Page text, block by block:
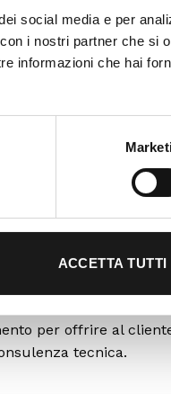
social media e per
i nostri partner che si
informazioni che hai
ACCETTA TUTTI
è formato da
le più diverse attività
per offrire al
tecnica.